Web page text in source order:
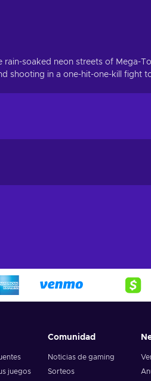
rain-soaked neon streets of Mega-
shooting in a one-hit-one-kill fight
juegos
Comunidad
Noticias de gaming
Sorteos